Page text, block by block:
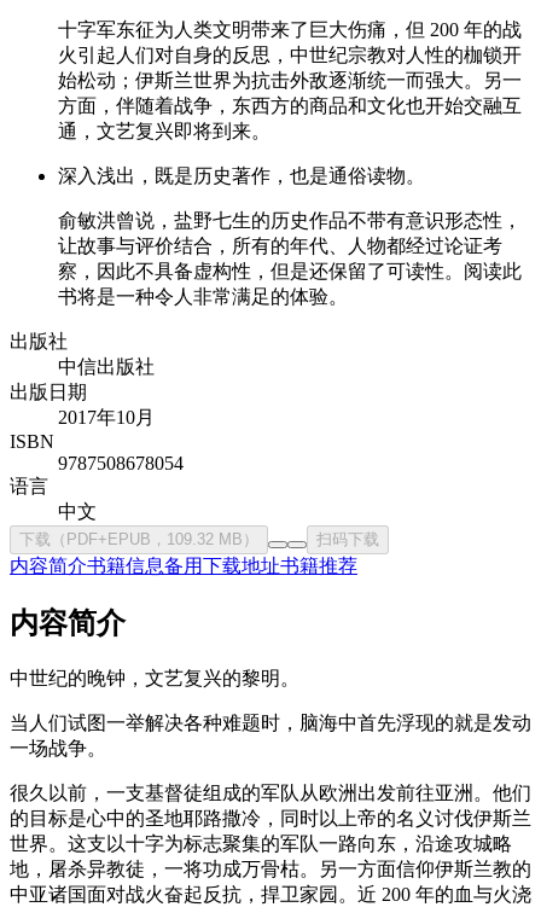
十字军东征为人类文明带来了巨大伤痛，但 200 年的战
火引起人们对自身的反思，中世纪宗教对人性的枷锁开
始松动；伊斯兰世界为抗击外敌逐渐统一而强大。另一
方面，伴随着战争，东西方的商品和文化也开始交融互
通，文艺复兴即将到来。
深入浅出，既是历史著作，也是通俗读物。
俞敏洪曾说，盐野七生的历史作品不带有意识形态性，
让故事与评价结合，所有的年代、人物都经过论证考
察，因此不具备虚构性，但是还保留了可读性。阅读此
书将是一种令人非常满足的体验。
出版社
中信出版社
出版日期
2017年10月
ISBN
9787508678054
语言
中文
下载（PDF+EPUB，109.32 MB） 扫码下载
内容简介书籍信息备用下载地址书籍推荐
内容简介
中世纪的晚钟，文艺复兴的黎明。
当人们试图一举解决各种难题时，脑海中首先浮现的就是发动
一场战争。
很久以前，一支基督徒组成的军队从欧洲出发前往亚洲。他们
的目标是心中的圣地耶路撒冷，同时以上帝的名义讨伐伊斯兰
世界。这支以十字为标志聚集的军队一路向东，沿途攻城略
地，屠杀异教徒，一将功成万骨枯。另一方面信仰伊斯兰教的
中亚诸国面对战火奋起反抗，捍卫家园。近 200 年的血与火浇